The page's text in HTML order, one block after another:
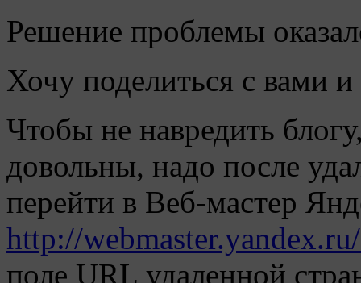
Решение проблемы
Хочу поделиться с вами
Чтобы не навредить
довольны, надо после
перейти в Веб-мастер
http://
поле URL удаленной